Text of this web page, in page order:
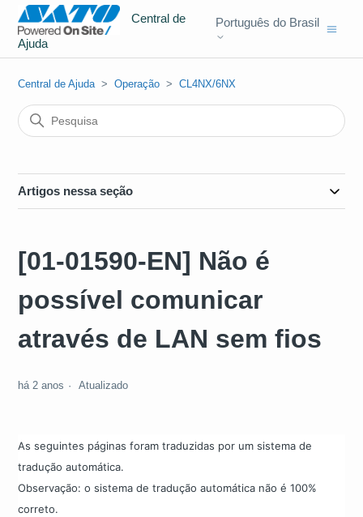
Central de
Ajuda
Português do Brasil
Central de Ajuda Operação CL4NX/6NX
Artigos nessa seção
[01-01590-EN] Não é
possível comunicar
através de LAN sem fios
há 2 anos Atualizado
As seguintes páginas foram traduzidas por um sistema de
tradução automática.
Observação: o sistema de tradução automática não é 100%
correto.